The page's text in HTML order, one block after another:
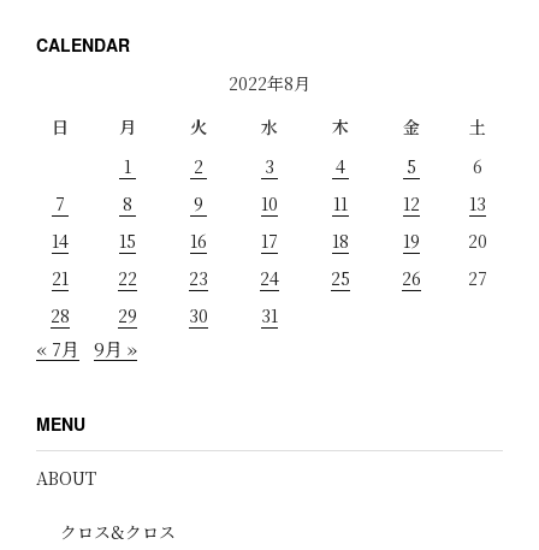
CALENDAR
2022年8月
日
月 火 水 木 金
土
1
2 3 4 5
6
7
8 9 10 11 12
13
14
15 16 17 18 19
20
21
22 23 24 25 26
27
28
29 30 31
« 7月 9月 »
MENU
ABOUT
クロス&クロス